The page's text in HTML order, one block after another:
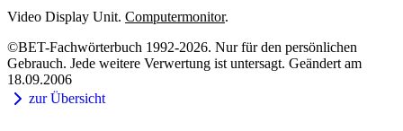
Video Display Unit. Computermonitor.
©BET-Fachwörterbuch 1992-2026. Nur für den persönlichen
Gebrauch. Jede weitere Verwertung ist untersagt. Geändert am
18.09.2006
zur Übersicht